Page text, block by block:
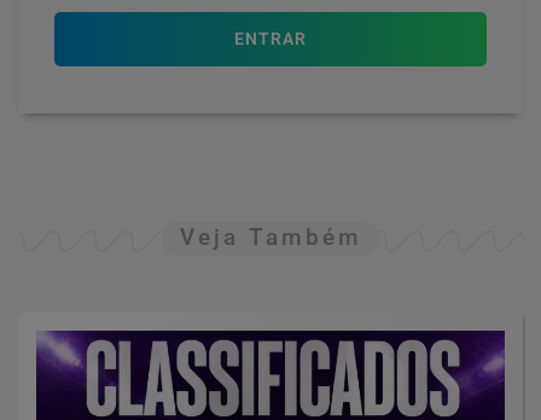
ENTRAR
Veja Também